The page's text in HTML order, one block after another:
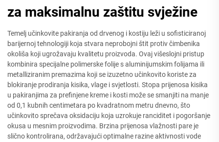
za maksimalnu zaštitu svježine
Temelj učinkovite pakiranja od drvenog i kostiju leži u sofisticiranoj
barijernoj tehnologiji koja stvara neprobojni štit protiv čimbenika
okoliša koji ugrožavaju kvalitetu proizvoda. Ovaj višeslojni pristup
kombinira specijalne polimerske folije s aluminijumskim folijama ili
metalliziranim premazima koji se izuzetno učinkovito koriste za
blokiranje prodiranja kisika, vlage i svjetlosti. Stopa prijenosa kisika
u pakiranjima za prefinjene kreme i kosti može se smanjiti na manje
od 0,1 kubnih centimetara po kvadratnom metru dnevno, što
učinkovito sprečava oksidaciju koja uzrokuje ranciditet i pogoršanje
okusa u mesnim proizvodima. Brzina prijenosa vlažnosti pare je
slično kontrolirana, održavajući optimalne razine aktivnosti vode